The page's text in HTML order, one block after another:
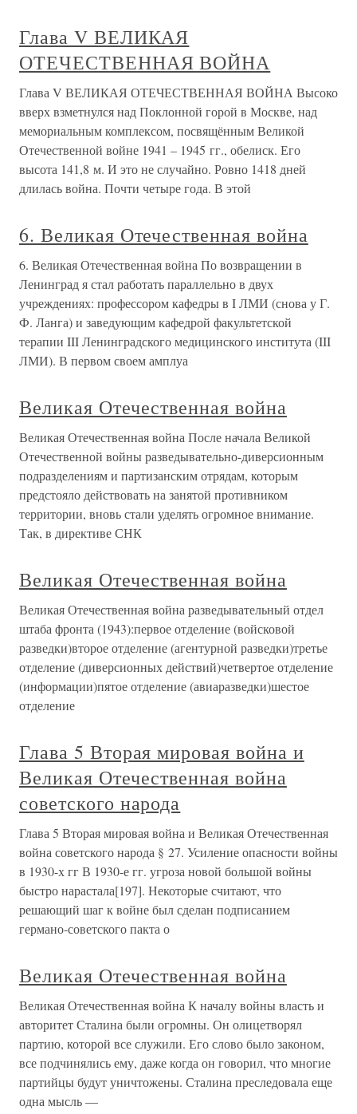
Глава V ВЕЛИКАЯ
ОТЕЧЕСТВЕННАЯ ВОЙНА
Глава V ВЕЛИКАЯ ОТЕЧЕСТВЕННАЯ ВОЙНА Высоко
вверх взметнулся над Поклонной горой в Москве, над
мемориальным комплексом, посвящённым Великой
Отечественной войне 1941 – 1945 гг., обелиск. Его
высота 141,8 м. И это не случайно. Ровно 1418 дней
длилась война. Почти четыре года. В этой
6. Великая Отечественная война
6. Великая Отечественная война По возвращении в
Ленинград я стал работать параллельно в двух
учреждениях: профессором кафедры в I ЛМИ (снова у Г.
Ф. Ланга) и заведующим кафедрой факультетской
терапии III Ленинградского медицинского института (III
ЛМИ). В первом своем амплуа
Великая Отечественная война
Великая Отечественная война После начала Великой
Отечественной войны разведывательно-диверсионным
подразделениям и партизанским отрядам, которым
предстояло действовать на занятой противником
территории, вновь стали уделять огромное внимание.
Так, в директиве СНК
Великая Отечественная война
Великая Отечественная война разведывательный отдел
штаба фронта (1943):первое отделение (войсковой
разведки)второе отделение (агентурной разведки)третье
отделение (диверсионных действий)четвертое отделение
(информации)пятое отделение (авиаразведки)шестое
отделение
Глава 5 Вторая мировая война и
Великая Отечественная война
советского народа
Глава 5 Вторая мировая война и Великая Отечественная
война советского народа § 27. Усиление опасности войны
в 1930-х гг В 1930-е гг. угроза новой большой войны
быстро нарастала[197]. Некоторые считают, что
решающий шаг к войне был сделан подписанием
германо-советского пакта о
Великая Отечественная война
Великая Отечественная война К началу войны власть и
авторитет Сталина были огромны. Он олицетворял
партию, которой все служили. Его слово было законом,
все подчинялись ему, даже когда он говорил, что многие
партийцы будут уничтожены. Сталина преследовала еще
одна мысль —